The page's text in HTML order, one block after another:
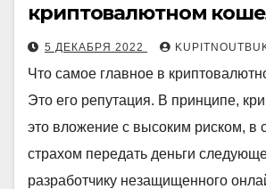
криптовалютном
5 ДЕКАБРЯ 2022
Что самое главное в
Это его репутация. В принципе,
это вложение с высоким риском, в
страхом передать деньги
разработчику незащищенного